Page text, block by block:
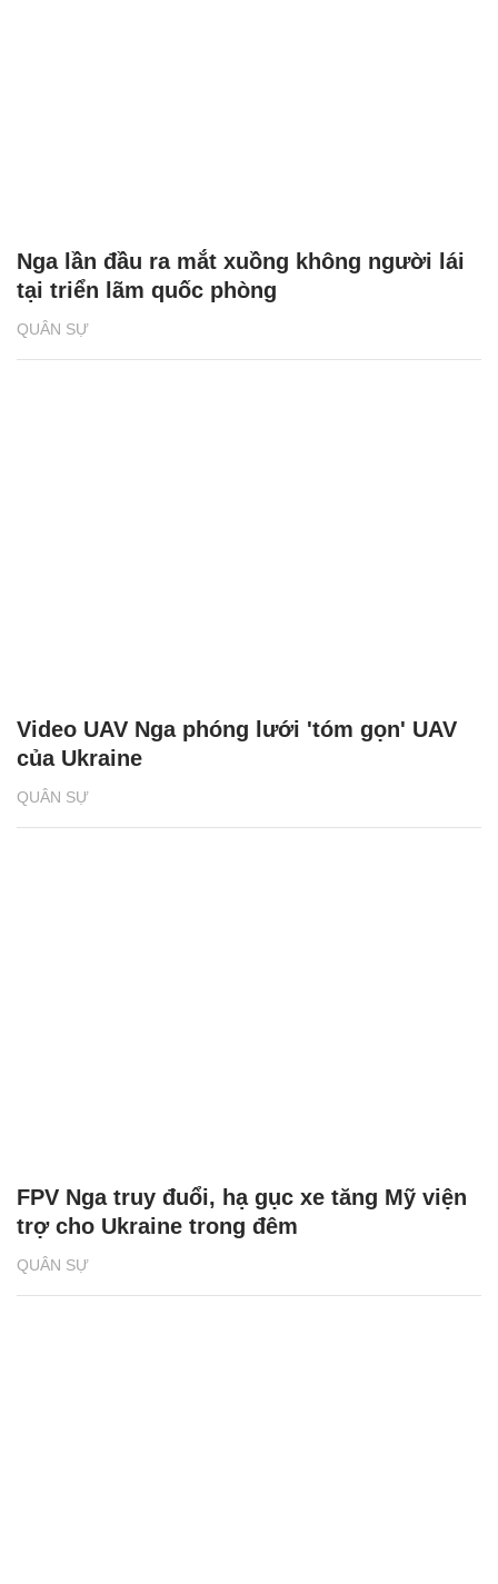
QUÂN SỰ
Nga lần đầu ra mắt xuồng không người lái
tại triển lãm quốc phòng
QUÂN SỰ
Video UAV Nga phóng lưới 'tóm gọn' UAV
của Ukraine
QUÂN SỰ
FPV Nga truy đuổi, hạ gục xe tăng Mỹ viện
trợ cho Ukraine trong đêm